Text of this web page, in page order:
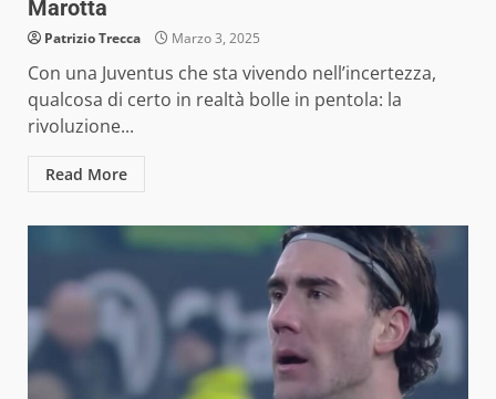
Marotta
Patrizio Trecca Marzo 3, 2025
Con una Juventus che sta vivendo nell’incertezza,
qualcosa di certo in realtà bolle in pentola: la
rivoluzione...
Read More